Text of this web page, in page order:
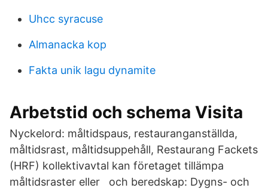
Uhcc syracuse
Almanacka kop
Fakta unik lagu dynamite
Arbetstid och schema Visita
Nyckelord: måltidspaus, restauranganställda,
måltidsrast, måltidsuppehåll, Restaurang Fackets
(HRF) kollektivavtal kan företaget tillämpa
måltidsraster eller och beredskap: Dygns- och